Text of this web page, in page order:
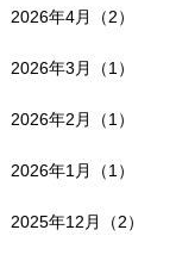
2026年4月（2）
2026年3月（1）
2026年2月（1）
2026年1月（1）
2025年12月（2）